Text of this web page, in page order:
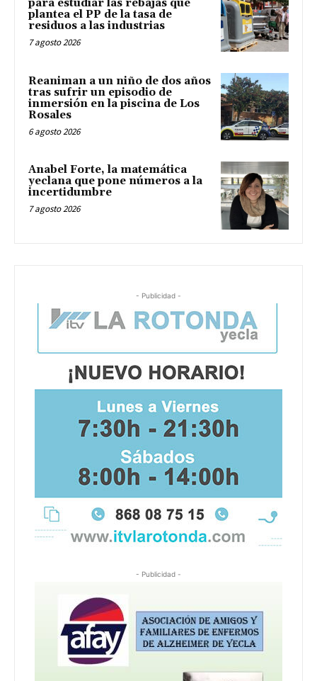
para estudiar las rebajas que
plantea el PP de la tasa de
residuos a las industrias
7 agosto 2026
Reaniman a un niño de dos años
tras sufrir un episodio de
inmersión en la piscina de Los
Rosales
6 agosto 2026
Anabel Forte, la matemática
yeclana que pone números a la
incertidumbre
7 agosto 2026
- Publicidad -
- Publicidad -